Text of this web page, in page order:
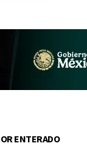
ENTERADO